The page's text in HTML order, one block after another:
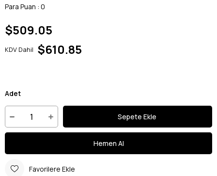
Para Puan : 0
$509.05
KDV Dahil $610.85
Adet
Favorilere Ekle